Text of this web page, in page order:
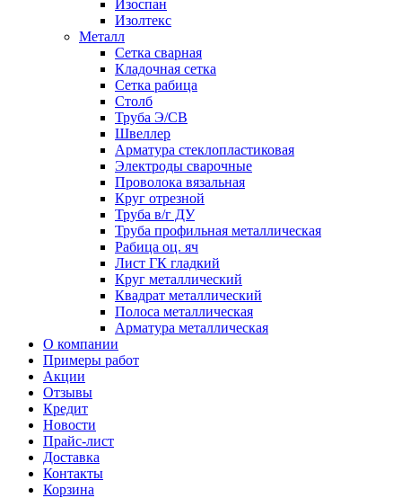
Изоспан
Изолтекс
Металл
Сетка сварная
Кладочная сетка
Сетка рабица
Столб
Труба Э/СВ
Швеллер
Арматура стеклопластиковая
Электроды сварочные
Проволока вязальная
Круг отрезной
Труба в/г ДУ
Труба профильная металлическая
Рабица оц. яч
Лист ГК гладкий
Круг металлический
Квадрат металлический
Полоса металлическая
Арматура металлическая
О компании
Примеры работ
Акции
Отзывы
Кредит
Новости
Прайс-лист
Доставка
Контакты
Корзина